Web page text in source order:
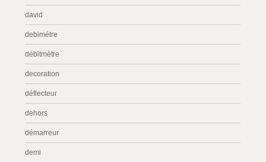
david
debimétre
débitmètre
decoration
déflecteur
dehors
démarreur
demi